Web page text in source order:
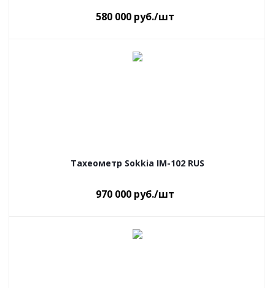
580 000 руб./шт
Тахеометр Sokkia IM-102 RUS
970 000 руб./шт